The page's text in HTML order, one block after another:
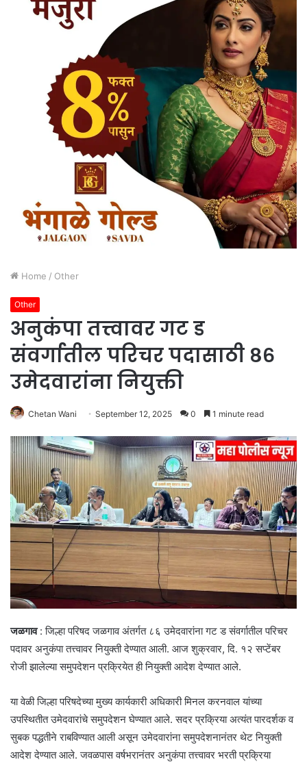
Home / Other
Other
अनुकंपा तत्त्वावर गट ड
संवर्गातील परिचर पदासाठी ८६
उमेदवारांना नियुक्ती
Chetan Wani September 12, 2025 0 1 minute read
जळगाव: जिल्हा परिषद जळगाव अंतर्गत ८६ उमेदवारांना गट ड संवर्गातील परिचर
पदावर अनुकंपा तत्त्वावर नियुक्ती देण्यात आली. आज शुक्रवार, दि. १२ सप्टेंबर
रोजी झालेल्या समुपदेशन प्रक्रियेत ही नियुक्ती आदेश देण्यात आले.
या वेळी जिल्हा परिषदेच्या मुख्य कार्यकारी अधिकारी मिनल करनवाल यांच्या
उपस्थितीत उमेदवारांचे समुपदेशन घेण्यात आले. सदर प्रक्रिया अत्यंत पारदर्शक व
सुबक पद्धतीने राबविण्यात आली असून उमेदवारांना समुपदेशनानंतर थेट नियुक्ती
आदेश देण्यात आले. जवळपास वर्षभरानंतर अनुकंपा तत्त्वावर भरती प्रक्रिया